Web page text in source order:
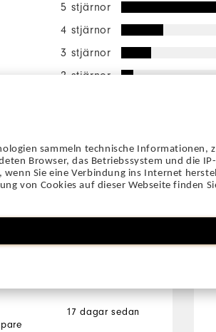
sammeln technische Informationen,
Browser, das Betriebssystem und die IP-
wenn Sie eine Verbindung ins Internet
von Cookies auf dieser Webseite finden
5 stjärnor
4 stjärnor
3 stjärnor
2 stjärnor
70%
av alla tillfrågade
rekommendera
vän.
17 dagar sedan